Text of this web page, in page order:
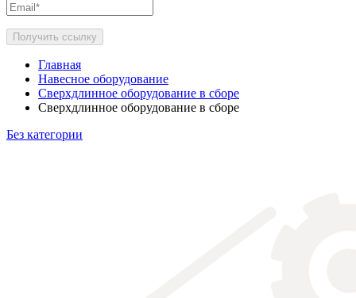
Получить ссылку
Главная
Навесное оборудование
Сверхдлинное оборудование в сборе
Сверхдлинное оборудование в сборе
Без категории